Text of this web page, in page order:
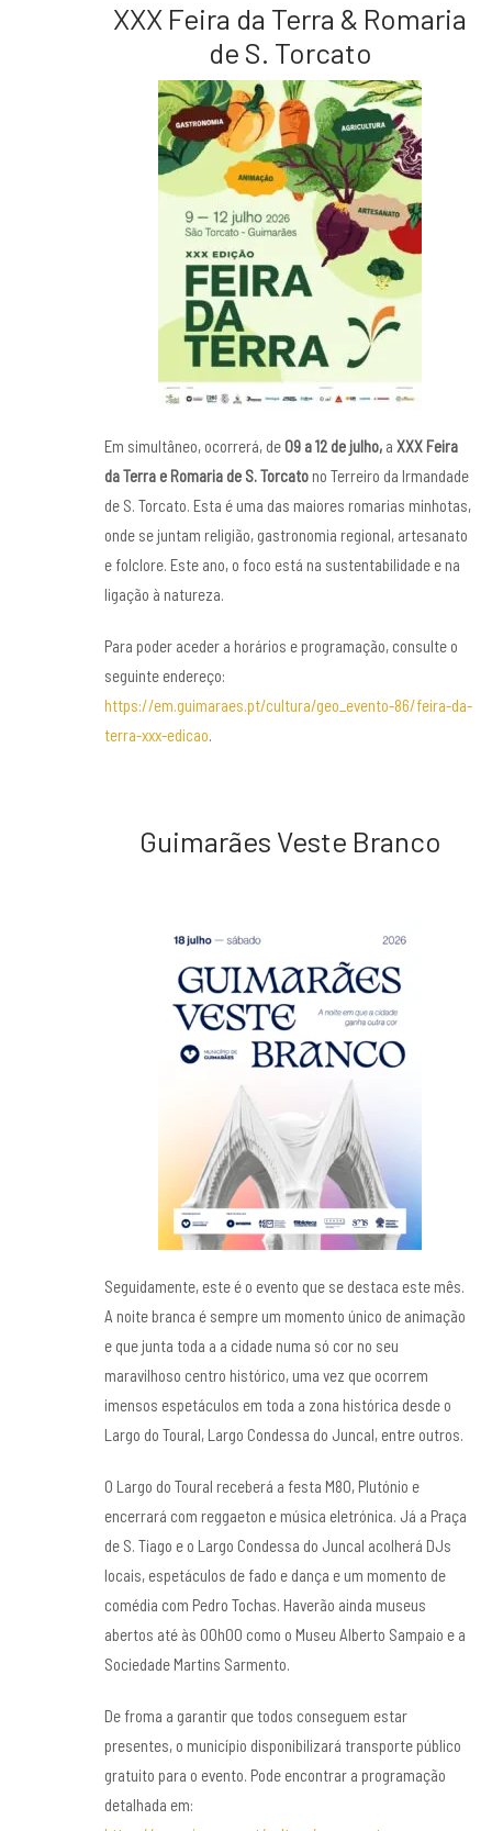
XXX Feira da Terra & Romaria
de S. Torcato
Em simultâneo, ocorrerá, de 09 a 12 de julho, a XXX Feira
da Terra e Romaria de S.Torcato no Terreiro da Irmandade
de S. Torcato. Esta é uma das maiores romarias minhotas,
onde se juntam religião, gastronomia regional, artesanato
e folclore. Este ano, o foco está na sustentabilidade e na
ligação à natureza.
Para poder aceder a horários e programação, consulte o
seguinte endereço:
https://em.guimaraes.pt/cultura/geo_evento-86/feira-da-
terra-xxx-edicao.
Guimarães Veste Branco
Seguidamente, este é o evento que se destaca este mês.
A noite branca é sempre um momento único de animação
e que junta toda a a cidade numa só cor no seu
maravilhoso centro histórico, uma vez que ocorrem
imensos espetáculos em toda a zona histórica desde o
Largo do Toural, Largo Condessa do Juncal, entre outros.
O Largo do Toural receberá a festa M80, Plutónio e
encerrará com reggaeton e música eletrónica. Já a Praça
de S. Tiago e o Largo Condessa do Juncal acolherá DJs
locais, espetáculos de fado e dança e um momento de
comédia com Pedro Tochas. Haverão ainda museus
abertos até às 00h00 como o Museu Alberto Sampaio e a
Sociedade Martins Sarmento.
De froma a garantir que todos conseguem estar
presentes, o município disponibilizará transporte público
gratuito para o evento. Pode encontrar a programação
detalhada em: